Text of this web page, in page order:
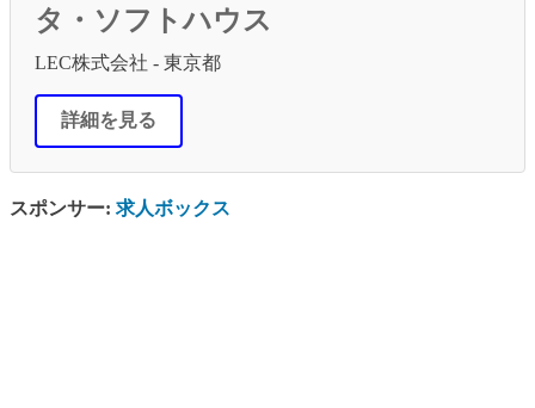
タ・ソフトハウス
LEC株式会社 - 東京都
詳細を見る
スポンサー: 求人ボックス